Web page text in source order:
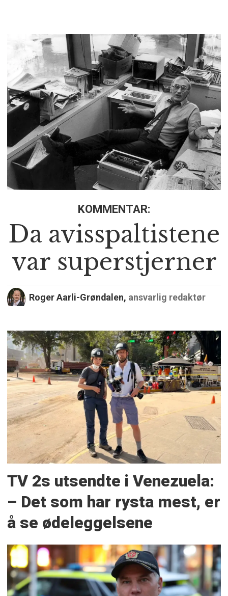
KOMMENTAR:
Da avisspaltistene
var superstjerner
Roger Aarli-Grøndalen, ansvarlig redaktør
TV 2s utsendte i Venezuela:
– Det som har rysta mest, er
å se ødeleggelsene